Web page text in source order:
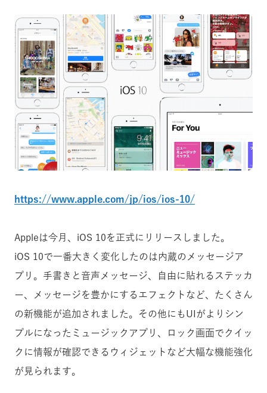
https://www.apple.com/jp/ios/ios-10/
Appleは今月、iOS 10を正式にリリースしました。
iOS 10で一番大きく変化したのは内蔵のメッセージア
プリ。手書きと音声メッセージ、自由に貼れるステッカ
ー、メッセージを豊かにするエフェクトなど、たくさん
の新機能が追加されました。その他にもUIがよりシン
プルになったミュージックアプリ、ロック画面でクイッ
クに情報が確認できるウィジェットなど大幅な機能強化
が見られます。